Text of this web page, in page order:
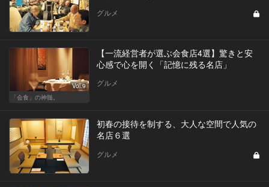
グルメ
Vol.9
「会食」の神髄。
【一流経営者が選ぶ会食店4選】驚きと安
心感で心を開く「記憶に残る名店」
グルメ
初春の接待を制する、大人な空間で人気の
名店６選
グルメ